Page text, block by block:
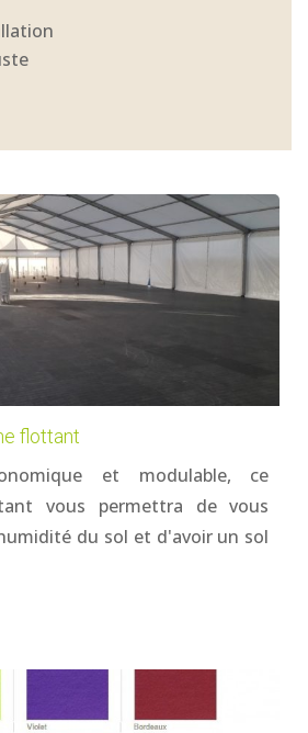
flottant
et modulable, ce
vous permettra de vous
du sol et d'avoir un sol